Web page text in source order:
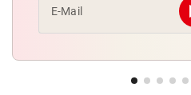
E-Mail